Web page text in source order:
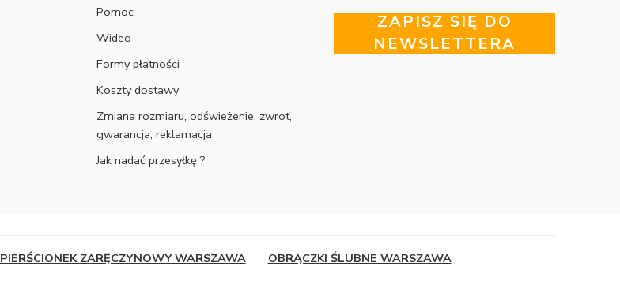
Pomoc
Wideo
Formy płatności
Koszty dostawy
Zmiana rozmiaru, odświeżenie, zwrot,
gwarancja, reklamacja
Jak nadać przesyłkę ?
ZAPISZ SIĘ DO
NEWSLETTERA
PIERŚCIONEK ZARĘCZYNOWY WARSZAWA OBRĄCZKI ŚLUBNE WARSZAWA